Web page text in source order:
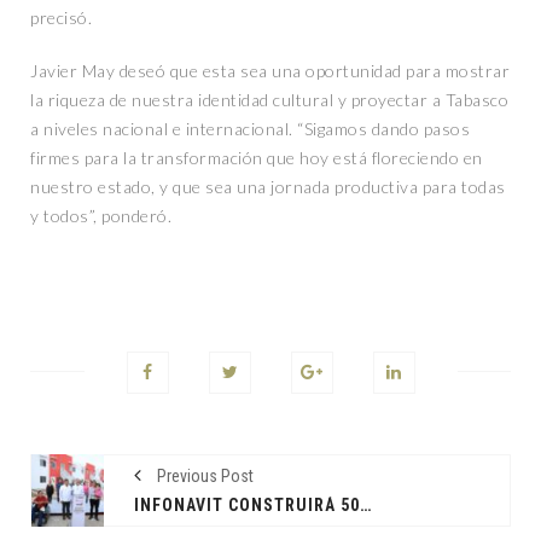
precisó.
Javier May deseó que esta sea una oportunidad para mostrar
la riqueza de nuestra identidad cultural y proyectar a Tabasco
a niveles nacional e internacional. “Sigamos dando pasos
firmes para la transformación que hoy está floreciendo en
nuestro estado, y que sea una jornada productiva para todas
y todos”, ponderó.
Previous Post
INFONAVIT CONSTRUIRÁ 50 MIL VIVIENDAS MÁS EN TABASCO; SUMAN 90 MIL EN EL SEXENIO.